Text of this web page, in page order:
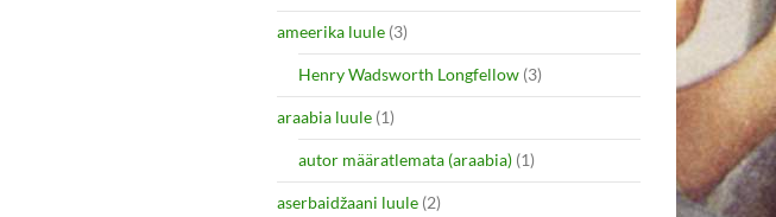
ameerika luule (3)
Henry Wadsworth Longfellow (3)
araabia luule (1)
autor määratlemata (araabia) (1)
aserbaidžaani luule (2)